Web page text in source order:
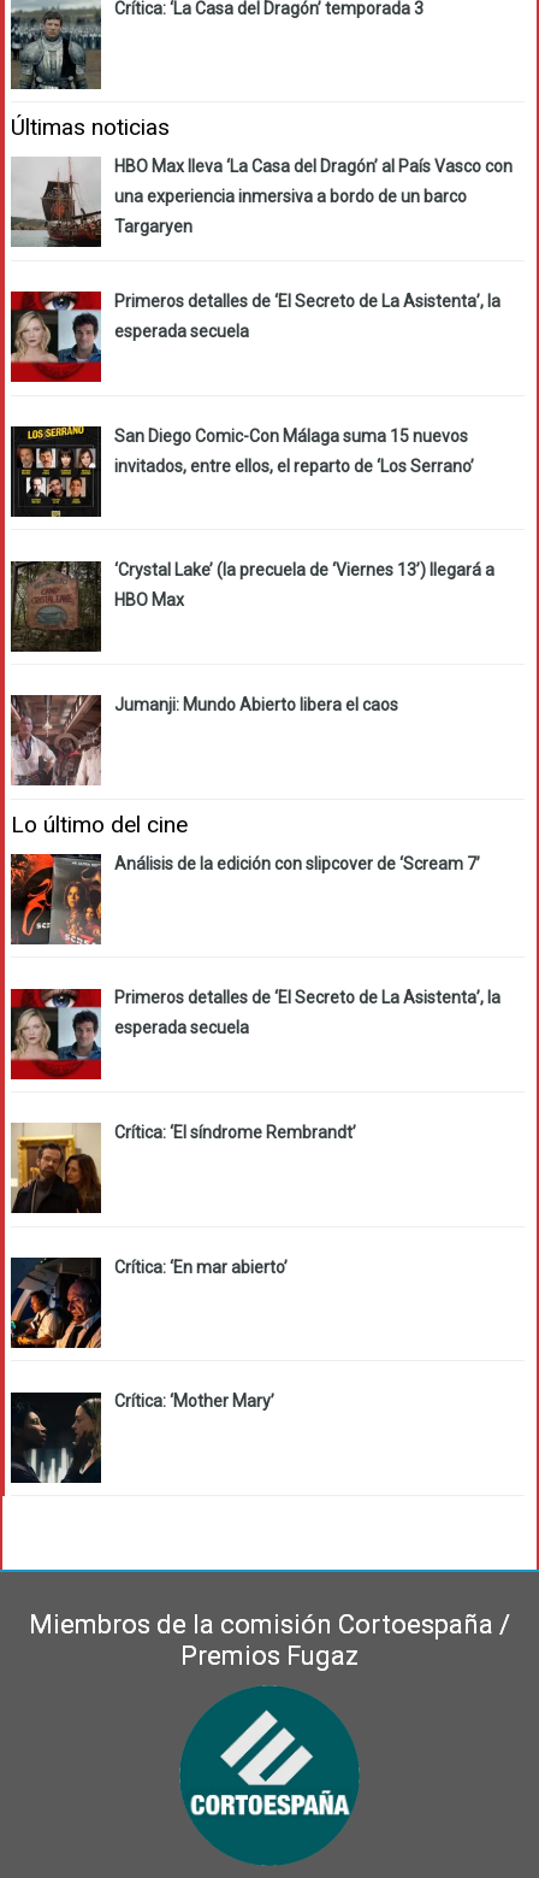
Crítica: ‘La Casa del Dragón’ temporada 3
Últimas noticias
HBO Max lleva ‘La Casa del Dragón’ al País Vasco con
una experiencia inmersiva a bordo de un barco
Targaryen
Primeros detalles de ‘El Secreto de La Asistenta’, la
esperada secuela
San Diego Comic-Con Málaga suma 15 nuevos
invitados, entre ellos, el reparto de ‘Los Serrano’
‘Crystal Lake’ (la precuela de ‘Viernes 13’) llegará a
HBO Max
Jumanji: Mundo Abierto libera el caos
Lo último del cine
Análisis de la edición con slipcover de ‘Scream 7’
Primeros detalles de ‘El Secreto de La Asistenta’, la
esperada secuela
Crítica: ‘El síndrome Rembrandt’
Crítica: ‘En mar abierto’
Crítica: ‘Mother Mary’
Miembros de la comisión Cortoespaña /
Premios Fugaz